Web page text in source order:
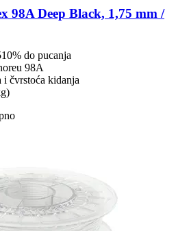
98A Deep Black, 1,75 mm /
do pucanja
98A
i čvrstoća kidanja